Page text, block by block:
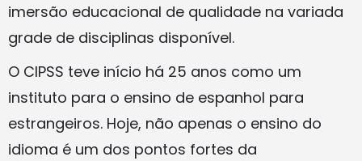
imersão educacional de qualidade na variada
grade de disciplinas disponível.
O CIPSS teve início há 25 anos como um
instituto para o ensino de espanhol para
estrangeiros. Hoje, não apenas o ensino do
idioma é um dos pontos fortes da